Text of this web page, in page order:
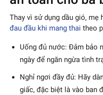
Thay vì sử dụng dầu gió, mẹ
đau đầu khi mang thai theo
Uống đủ nước: Đảm bảo
ngày để ngăn ngừa tình
Nghỉ ngơi đầy đủ: Hãy
giấc, đặc biệt là vào ban